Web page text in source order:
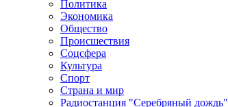
Политика
Экономика
Общество
Происшествия
Соцсфера
Культура
Спорт
Страна и мир
Радиостанция "Серебряный дождь"